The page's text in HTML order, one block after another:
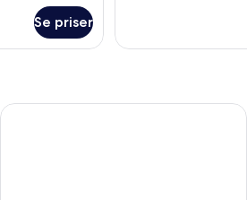
Se priser
Augusta Lucilla Palace